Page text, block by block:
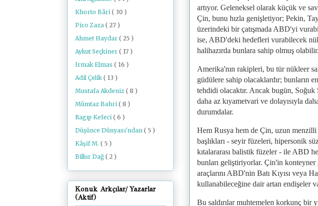
artıyor. Geleneksel olarak küçük ve
Çin, bunu hızla genişletiyor; Pekin,
üzerindeki bir çatışmada ABD'yi
ise, ABD'deki hedefleri vurabilecek
halihazırda bunlara sahip olmuş olabilir.
Amerika'nın rakipleri, bu tür nükleer
güdülere sahip olacaklardır; bunların
tehdidi olacaktır. Ancak bugün, Soğuk
daha az kıyametvari ve dolayısıyla
durumdalar.
Hem Rusya hem de Çin, uzun
başlıkları - seyir füzeleri, hipersonik
kıtalararası balistik füzeler - ile ABD
bunları geliştiriyorlar. Çin'in konteyner
araçlarını ABD'nin Batı Kıyısı veya
kullanabileceğine dair artan endişeler
Bu saldırılar muhtemelen korkunç bir
Khorto Bâri ( 30 )
Piro Zaza ( 27 )
Ahmet Haydar ( 25 )
Aykut Seçkiner ( 17 )
Irmak Elmas ( 16 )
Adil Çelik ( 13 )
Mustafa Akdeniz ( 8 )
Mümtaz Bahri ( 8 )
Ragıp Kefeci ( 6 )
Düşünce Dünyası'ndan ( 5 )
Kâşif M. ( 5 )
Billur Dağ ( 2 )
Konuk Arkçılar/ Yazarlar
(Aktif)